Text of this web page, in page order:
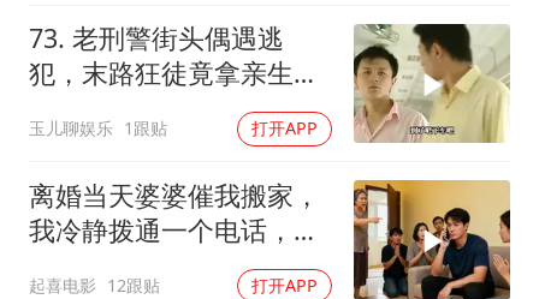
73. 老刑警街头偶遇逃
犯，末路狂徒竟拿亲生儿
玉儿聊娱乐 1跟贴 打开APP
离婚当天婆婆催我搬家，
我冷静拨通一个电话，全
起喜电影 12跟贴 打开APP